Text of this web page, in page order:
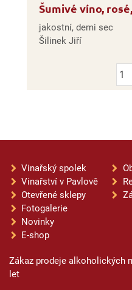
Šumivé víno,
jakostní, demi sec
Šilinek Jiří
Vinařský spolek
Vinařství v Pavlově
Otevřené sklepy
Fotogalerie
Novinky
E-shop
Zákaz prodeje alkoholických
let